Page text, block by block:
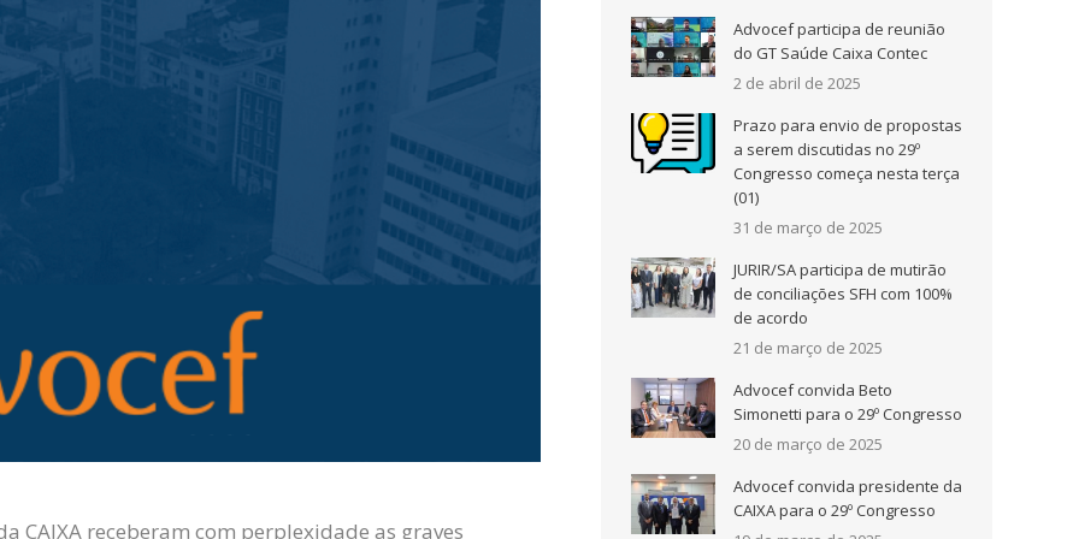
CAIXA receberam com perplexidade as graves
Advocef participa de reunião
do GT Saúde Caixa Contec
2 de abril de 2025
Prazo para envio de propostas
a serem discutidas no 29º
Congresso começa nesta terça
(01)
31 de março de 2025
JURIR/SA participa de mutirão
de conciliações SFH com 100%
de acordo
21 de março de 2025
Advocef convida Beto
Simonetti para o 29º Congresso
20 de março de 2025
Advocef convida presidente da
CAIXA para o 29º Congresso